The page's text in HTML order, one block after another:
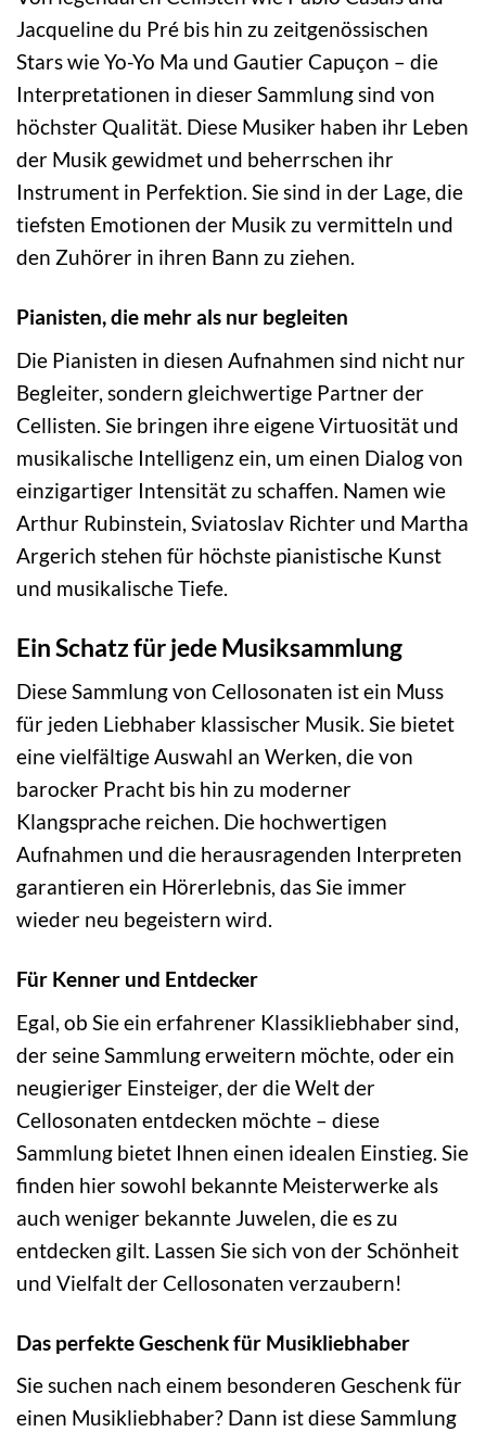
Jacqueline du Pré bis hin zu zeitgenössischen
Stars wie Yo-Yo Ma und Gautier Capuçon – die
Interpretationen in dieser Sammlung sind von
höchster Qualität. Diese Musiker haben ihr Leben
der Musik gewidmet und beherrschen ihr
Instrument in Perfektion. Sie sind in der Lage, die
tiefsten Emotionen der Musik zu vermitteln und
den Zuhörer in ihren Bann zu ziehen.
Pianisten, die mehr als nur begleiten
Die Pianisten in diesen Aufnahmen sind nicht nur
Begleiter, sondern gleichwertige Partner der
Cellisten. Sie bringen ihre eigene Virtuosität und
musikalische Intelligenz ein, um einen Dialog von
einzigartiger Intensität zu schaffen. Namen wie
Arthur Rubinstein, Sviatoslav Richter und Martha
Argerich stehen für höchste pianistische Kunst
und musikalische Tiefe.
Ein Schatz für jede Musiksammlung
Diese Sammlung von Cellosonaten ist ein Muss
für jeden Liebhaber klassischer Musik. Sie bietet
eine vielfältige Auswahl an Werken, die von
barocker Pracht bis hin zu moderner
Klangsprache reichen. Die hochwertigen
Aufnahmen und die herausragenden Interpreten
garantieren ein Hörerlebnis, das Sie immer
wieder neu begeistern wird.
Für Kenner und Entdecker
Egal, ob Sie ein erfahrener Klassikliebhaber sind,
der seine Sammlung erweitern möchte, oder ein
neugieriger Einsteiger, der die Welt der
Cellosonaten entdecken möchte – diese
Sammlung bietet Ihnen einen idealen Einstieg. Sie
finden hier sowohl bekannte Meisterwerke als
auch weniger bekannte Juwelen, die es zu
entdecken gilt. Lassen Sie sich von der Schönheit
und Vielfalt der Cellosonaten verzaubern!
Das perfekte Geschenk für Musikliebhaber
Sie suchen nach einem besonderen Geschenk für
einen Musikliebhaber? Dann ist diese Sammlung